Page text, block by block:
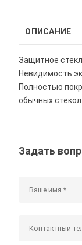
ОПИСАНИЕ
Защитное
Невидимость
Полностью
обычных
Задать